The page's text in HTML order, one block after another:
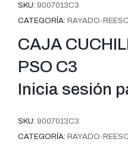
SKU: 9007013C3
CATEGORÍA: RAYADO-
CAJA
PSO C3
Inicia sesión
SKU: 9007013C3
CATEGORÍA: RAYADO-